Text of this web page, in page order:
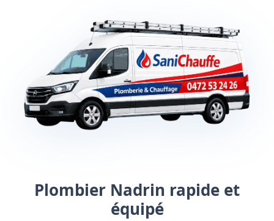
Plombier Nadrin rapide et
équipé